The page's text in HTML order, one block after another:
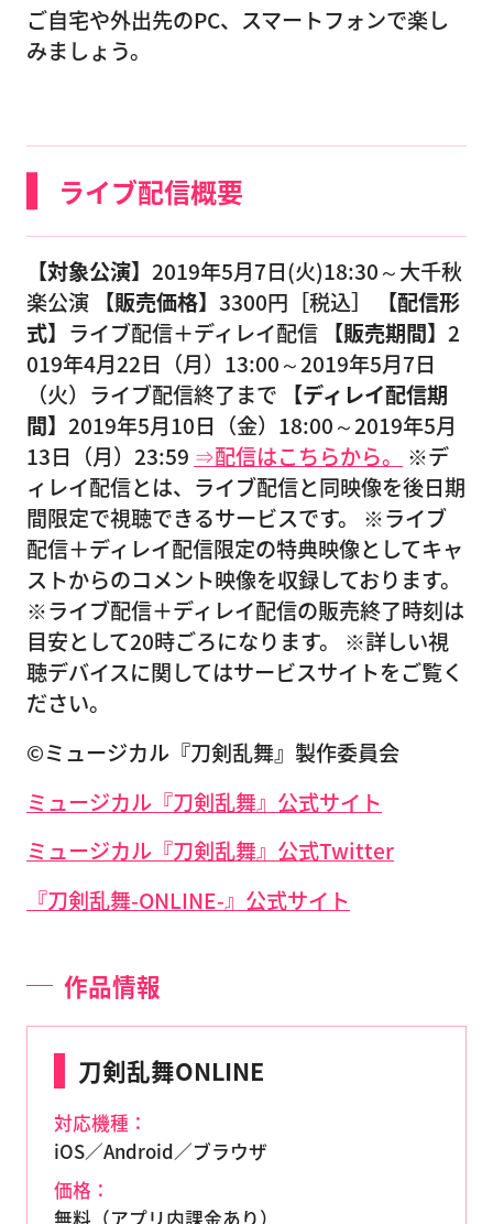
ご自宅や外出先のPC、スマートフォンで楽し
みましょう。
ライブ配信概要
【対象公演】 2019年5月7日(火)18:30～大千秋
楽公演 【販売価格】 3300円［税込］
【配信形
式】 ライブ配信＋ディレイ配信 【販売期間】 2
019年4月22日（月）13:00～2019年5月7日
（火）ライブ配信終了まで
【ディレイ配信期
間】 2019年5月10日（金）18:00～2019年5月
13日（月）23:59 ⇒配信はこちらから。
※デ
ィレイ配信とは、ライブ配信と同映像を後日期
間限定で視聴できるサービスです。 ※ライブ
配信＋ディレイ配信限定の特典映像としてキャ
ストからのコメント映像を収録しております。
※ライブ配信＋ディレイ配信の販売終了時刻は
目安として20時ごろになります。 ※詳しい視
聴デバイスに関してはサービスサイトをご覧く
ださい。
©ミュージカル『刀剣乱舞』製作委員会
ミュージカル『刀剣乱舞』公式サイト
ミュージカル『刀剣乱舞』公式Twitter
『刀剣乱舞-ONLINE-』公式サイト
作品情報
刀剣乱舞ONLINE
対応機種：
iOS／Android／ブラウザ
価格：
無料（アプリ内課金あり）